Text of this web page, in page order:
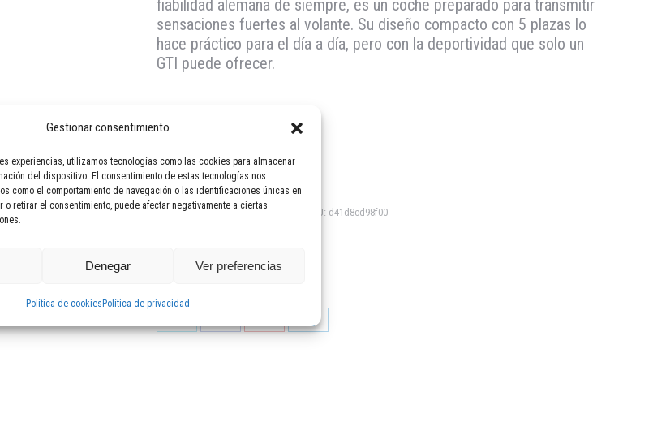
Gestionar consentimiento
experiencias, utilizamos tecnologías como las cookies para almacenar
del dispositivo. El consentimiento de estas tecnologías nos
como el comportamiento de navegación o las identificaciones únicas en
o retirar el consentimiento, puede afectar negativamente a ciertas
Denegar Ver preferencias
Política de cookies Política de privacidad
fiabilidad alemana de siempre, es un coche preparado para transmitir
sensaciones fuertes al volante. Su diseño compacto con 5 plazas lo
hace práctico para el día a día, pero con la deportividad que solo un
GTI puede ofrecer.
Categoría:Compacto deportivo SKU: d41d8cd98f00
VOLKSWAGEN
CompartirCompartirCompartirCompartir